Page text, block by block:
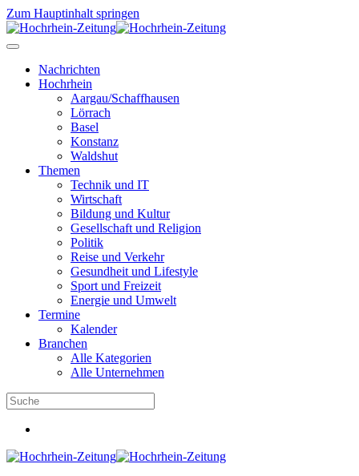
Zum Hauptinhalt springen
Nachrichten
Hochrhein
Aargau/Schaffhausen
Lörrach
Basel
Konstanz
Waldshut
Themen
Technik und IT
Wirtschaft
Bildung und Kultur
Gesellschaft und Religion
Politik
Reise und Verkehr
Gesundheit und Lifestyle
Sport und Freizeit
Energie und Umwelt
Termine
Kalender
Branchen
Alle Kategorien
Alle Unternehmen